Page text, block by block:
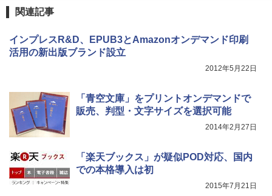
関連記事
インプレスR&D、EPUB3とAmazonオンデマンド印刷
活用の新出版ブランド設立
2012年5月22日
「青空文庫」をプリントオンデマンドで
販売、判型・文字サイズを選択可能
2014年2月27日
「楽天ブックス」が疑似POD対応、国内
での本格導入は初
2015年7月21日